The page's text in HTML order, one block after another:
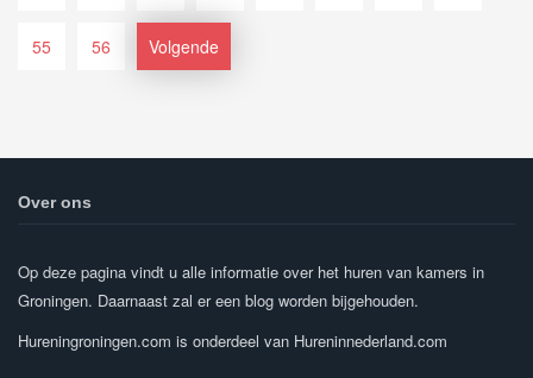
55 56 Volgende
Over ons
Op deze pagina vindt u alle informatie over het huren van kamers in
Groningen. Daarnaast zal er een blog worden bijgehouden.
Hureningroningen.com is onderdeel van Hureninnederland.com